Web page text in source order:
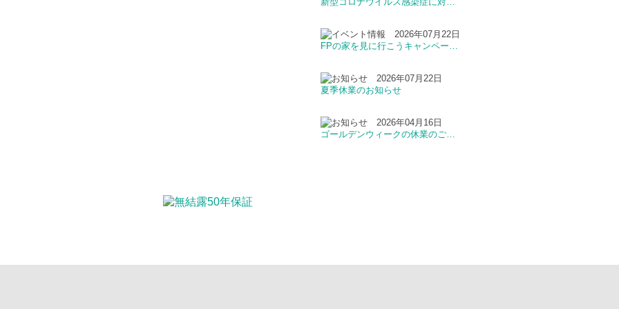
2026年07月22日
FPの家を見に行こうキャンペー…
2026年07月22日
夏季休業のお知らせ
2026年04月16日
ゴールデンウィークの休業のご…